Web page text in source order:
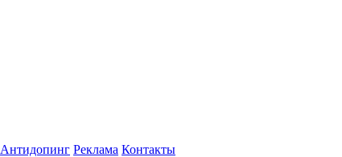
Антидопинг Реклама Контакты